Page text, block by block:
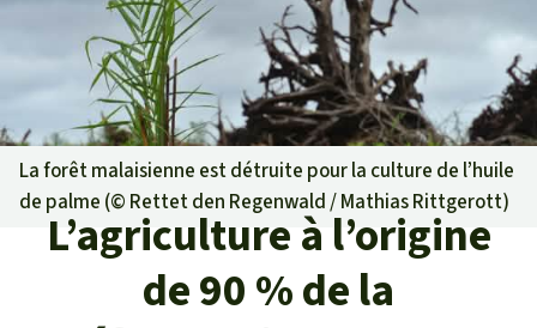
Pétitions
Projets
Informations
Pour approfondir
Thématiques
Association
Sauvons la forêt
Votre soutien est capital
Don général
Fonds d'urgence
Certificats de don
Questions & réponses
La forêt malaisienne est détruite pour la culture de l’huile
de palme (© Rettet den Regenwald / Mathias Rittgerott)
L’agriculture à l’origine
de 90 % de la